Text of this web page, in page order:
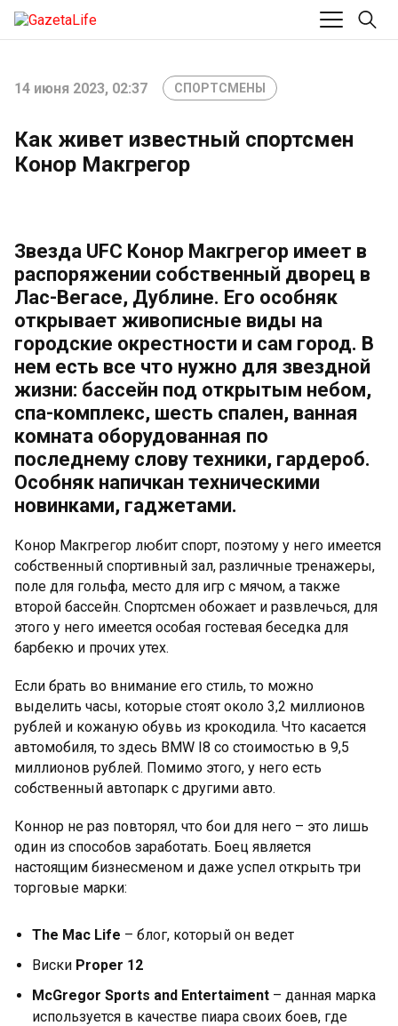
14 июня 2023, 02:37 СПОРТСМЕНЫ
Как живет известный спортсмен
Конор Макгрегор
Звезда UFC Конор Макгрегор имеет в
распоряжении собственный дворец в
Лас-Вегасе, Дублине. Его особняк
открывает живописные виды на
городские окрестности и сам город. В
нем есть все что нужно для звездной
жизни: бассейн под открытым небом,
спа-комплекс, шесть спален, ванная
комната оборудованная по
последнему слову техники, гардероб.
Особняк напичкан техническими
новинками, гаджетами.
Конор Макгрегор любит спорт, поэтому у него имеется
собственный спортивный зал, различные тренажеры,
поле для гольфа, место для игр с мячом, а также
второй бассейн. Спортсмен обожает и развлечься, для
этого у него имеется особая гостевая беседка для
барбекю и прочих утех.
Если брать во внимание его стиль, то можно
выделить часы, которые стоят около 3,2 миллионов
рублей и кожаную обувь из крокодила. Что касается
автомобиля, то здесь BMW I8 со стоимостью в 9,5
миллионов рублей. Помимо этого, у него есть
собственный автопарк с другими авто.
Коннор не раз повторял, что бои для него – это лишь
один из способов заработать. Боец является
настоящим бизнесменом и даже успел открыть три
торговые марки:
The Mac Life – блог, который он ведет
Виски Proper 12
McGregor Sports and Entertaiment – данная марка
используется в качестве пиара своих боев, где